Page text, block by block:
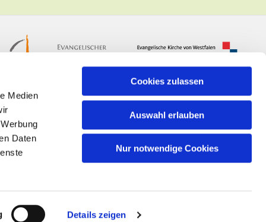
Medien
Daten
Details zeigen
Cookies zulassen
Auswahl erlauben
Nur notwendige Cookies